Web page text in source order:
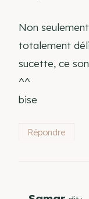
Non
totalement
sucette, ce
^^
bise
Répondre